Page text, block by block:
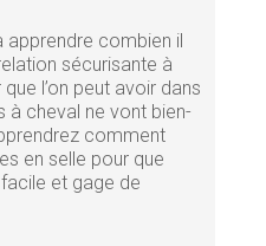
apprendre combien il
sécurisante à
l’on peut avoir dans
cheval ne vont bien-
comment
en selle pour que
et gage de